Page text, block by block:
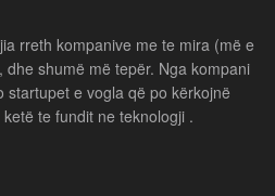
rreth kompanive me te mira (më e
shumë më tepër. Nga kompani
e vogla që po kërkojnë
te fundit ne teknologji .